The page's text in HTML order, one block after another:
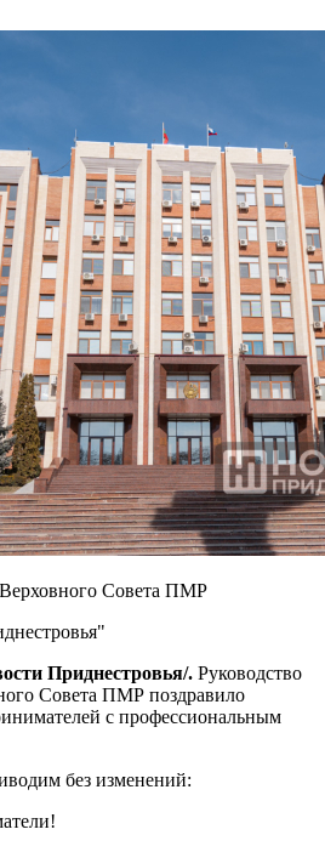
Совета ПМР
Приднестровья/. Руководство
Совета ПМР поздравило
с профессиональным
без изменений: